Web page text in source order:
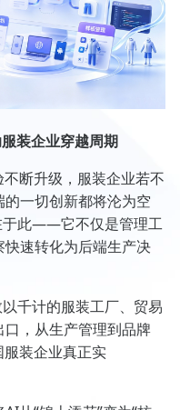
装企业穿越周期
断升级，服装企业若不
一切创新都将沦为空
于此——它不仅是管理工
速转化为后端生产决
千计的服装工厂、贸易
，从生产管理到品牌
装企业真正实